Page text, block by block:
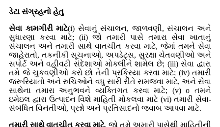
ડેટા સંગ્રહનો હેતુ
સેવા કામગીરી માટે(i) સેવાનું સંચાલન, જાળવણી, સંચાલન અને
સુધારણા કરવા માટે; (ii) જો તમારી પાસે તમારા સેવા ખાતાનું
સંચાલન અને તમારી સાથે વાતચીત કરવા માટે, જેમાં તમને સેવા
જાહેરાતો, તકનીકી સૂચનાઓ, અપડેટ્સ, સુરક્ષા ચેતવણીઓ અને
સપોર્ટ અને વહીવટી સંદેશાઓ મોકલીને શામેલ છે; (iii) સેવા દ્વારા
તમે જે ચુકવણીઓ કરો છો તેની પ્રક્રિયા કરવા માટે; (iv) તમારી
જરૂરિયાતો અને રુચિઓને વધુ સારી રીતે સમજવા માટે, અને સેવા
સાથેના તમારા અનુભવને વ્યક્તિગત કરવા માટે; (v) o તમને
ઇમેઇલ દ્વારા ઉત્પાદન વિશે માહિતી મોકલવા માટે (vi) તમારી સેવા-
સંબંધિત વિનંતીઓ, પ્રશ્નો અને પ્રતિસાદનો જવાબ આપવા માટે.
તમારી સાથે વાતચીત કરવા માટે. જો તમે અમારી પાસેથી માહિતીની